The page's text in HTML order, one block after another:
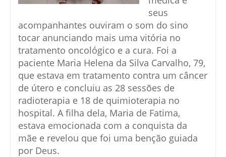
seus
acompanhantes ouviram o som do sino
tocar anunciando mais uma vitória no
tratamento oncológico e a cura. Foi a
paciente Maria Helena da Silva Carvalho, 79,
que estava em tratamento contra um câncer
de útero e concluiu as 28 sessões de
radioterapia e 18 de quimioterapia no
hospital. A filha dela, Maria de Fatima,
estava emocionada com a conquista da
mãe e revelou que foi uma benção guiada
por Deus.